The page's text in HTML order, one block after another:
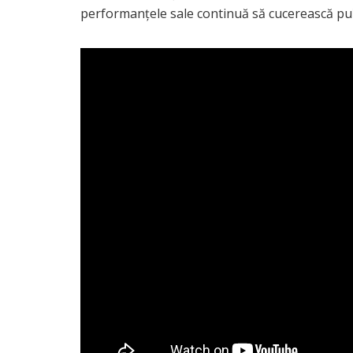
performanțele sale continuă să cucerească